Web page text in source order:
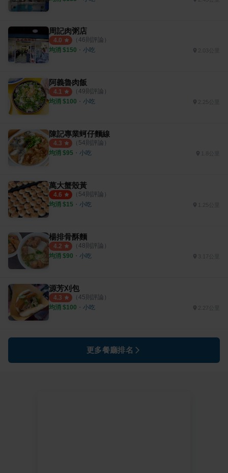
周記肉粥店
4.0 （ 46則評論）
均消 $150 ・ 小吃
阿義魯肉飯
4.1 （ 49則評論）
均消 $100 ・ 小吃 2.25公里
陳記專業蚵仔麵線
4.3 （ 54則評論）
均消 $95 ・ 小吃
萬大蟹殼黃
4.6 （ 54則評論）
均消 $15 ・ 小吃 1.25公里
楊排骨酥麵
4.2 （ 48則評論）
均消 $90 ・ 小吃
源芳刈包
4.3 （ 45則評論）
均消 $100 ・ 小吃
更多餐廳排名